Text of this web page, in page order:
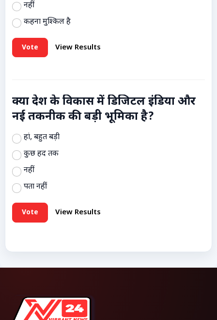
नहीं
कहना मुश्किल है
Vote View Results
क्या देश के विकास में डिजिटल इंडिया और
नई तकनीक की बड़ी भूमिका है?
हां, बहुत बड़ी
कुछ हद तक
नहीं
पता नहीं
Vote View Results